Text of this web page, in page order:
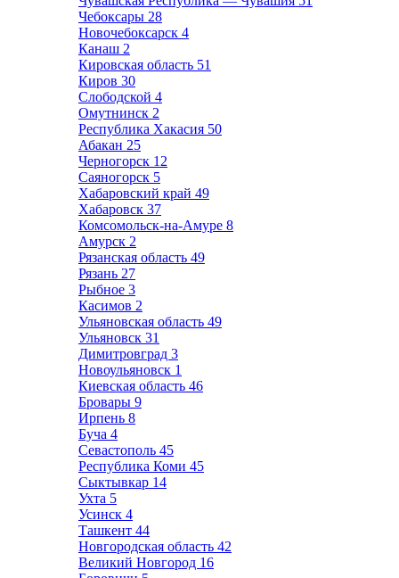
Чебоксары 28
Новочебоксарск 4
Канаш 2
Кировская область 51
Киров 30
Слободской 4
Омутнинск 2
Республика Хакасия 50
Абакан 25
Черногорск 12
Саяногорск 5
Хабаровский край 49
Хабаровск 37
Комсомольск-на-Амуре 8
Амурск 2
Рязанская область 49
Рязань 27
Рыбное 3
Касимов 2
Ульяновская область 49
Ульяновск 31
Димитровград 3
Новоульяновск 1
Киевская область 46
Бровары 9
Ирпень 8
Буча 4
Севастополь 45
Республика Коми 45
Сыктывкар 14
Ухта 5
Усинск 4
Ташкент 44
Новгородская область 42
Великий Новгород 16